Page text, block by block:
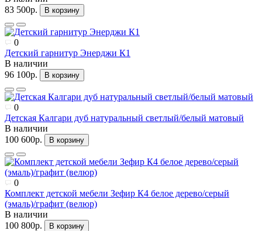
83 500р.
В корзину
0
Детский гарнитур Энерджи К1
В наличии
96 100р.
В корзину
0
Детская Калгари дуб натуральный светлый/белый матовый
В наличии
100 600р.
В корзину
0
Комплект детской мебели Зефир К4 белое дерево/серый
(эмаль)/графит (велюр)
В наличии
100 800р.
В корзину